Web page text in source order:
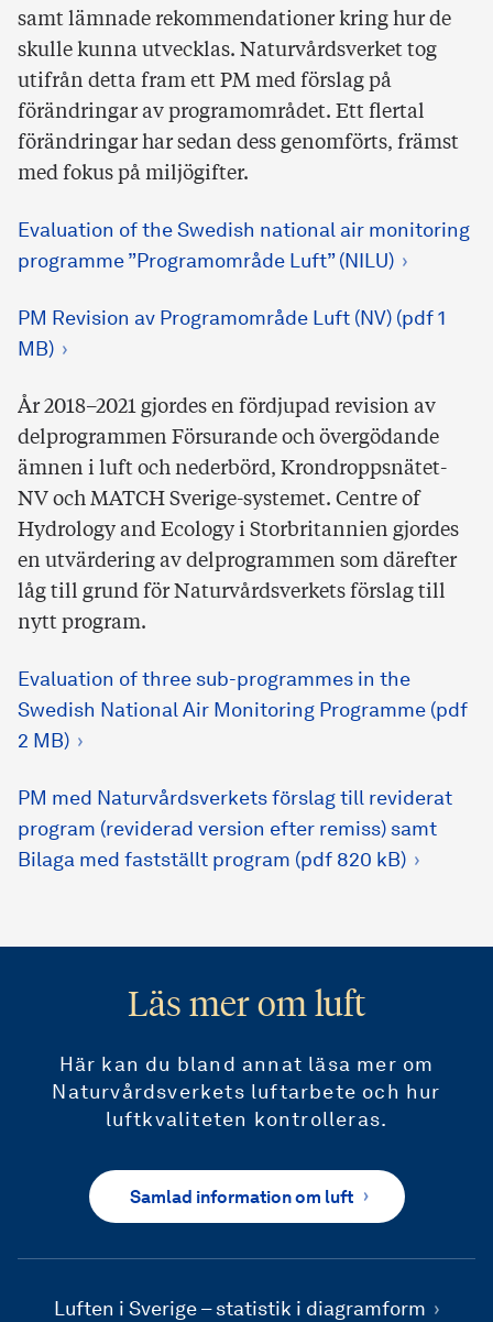
samt lämnade rekommendationer kring hur de
skulle kunna utvecklas. Naturvårdsverket tog
utifrån detta fram ett PM med förslag på
förändringar av programområdet. Ett flertal
förändringar har sedan dess genomförts, främst
med fokus på miljögifter.
Evaluation of the Swedish national air monitoring
programme ”Programområde Luft” (NILU)
PM Revision av Programområde Luft (NV) (pdf 1
MB)
År 2018–2021 gjordes en fördjupad revision av
delprogrammen Försurande och övergödande
ämnen i luft och nederbörd, Krondroppsnätet-
NV och MATCH Sverige-systemet. Centre of
Hydrology and Ecology i Storbritannien gjordes
en utvärdering av delprogrammen som därefter
låg till grund för Naturvårdsverkets förslag till
nytt program.
Evaluation of three sub-programmes in the
Swedish National Air Monitoring Programme (pdf
2 MB)
PM med Naturvårdsverkets förslag till reviderat
program (reviderad version efter remiss) samt
Bilaga med fastställt program (pdf 820 kB)
Läs mer om luft
Här kan du bland annat läsa mer om
Naturvårdsverkets luftarbete och hur
luftkvaliteten kontrolleras.
Samlad information om luft
Luften i Sverige – statistik i diagramform